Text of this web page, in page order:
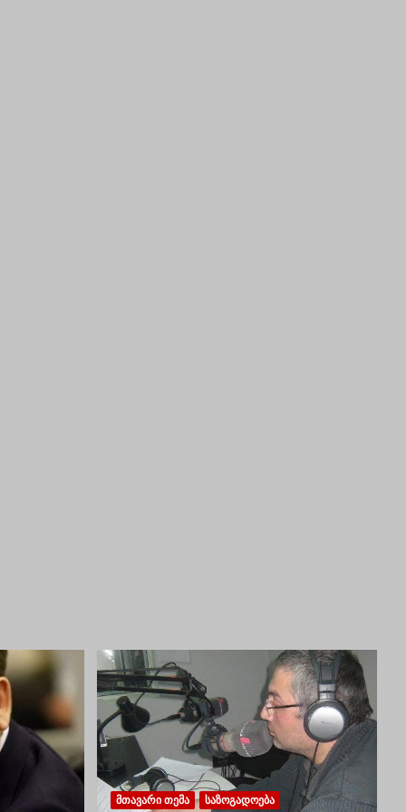
ᲛᲗᲐᲕᲐᲠᲘ ᲗᲔᲛᲐ ᲡᲐᲖᲝᲒᲐᲓᲝᲔᲑᲐ